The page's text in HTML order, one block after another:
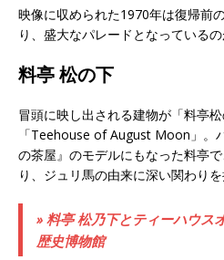
映像に収められた1970年は復帰前
り、盛大なパレードとなっているの
料亭 松の下
冒頭に映し出される建物が「料亭
「Teehouse of August Moon」。
の茶屋』のモデルにもなった料亭
り、ジュリ馬の由来に深い関わりを
» 料亭 松乃下とティーハウス
歴史博物館